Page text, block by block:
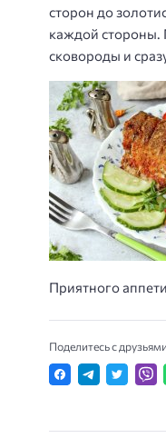
сторон до
каждой стороны.
сковороды и
Приятного
Поделитесь с друзьями